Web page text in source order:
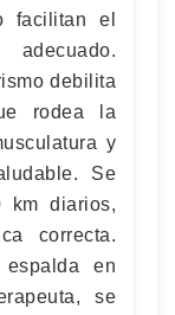
facilitan el
debilita
rodea la
y
Se
km diarios,
correcta.
en
se